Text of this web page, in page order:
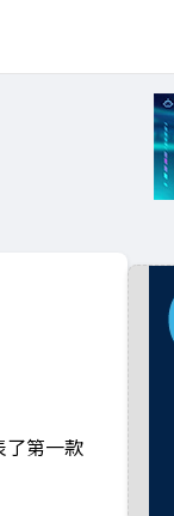
了第一款